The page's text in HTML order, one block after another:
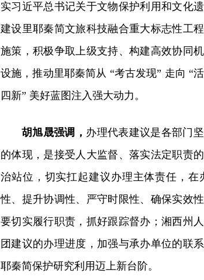
实习近平总书记关于文物保护利用和文化
建设里耶秦简文旅科技融合重大标志性工
施策，积极争取上级支持、构建高效协同
设施，推动里耶秦简从 “考古发现” 走向 “
四新” 美好蓝图注入强大动力。
胡旭晟强调， 办理代表建议是各部门
的体现，是接受人大监督、落实法定职责
治站位，切实扛起建议办理主体责任，
性、提升协调性、严守时限性、确保实效
要切实履行职责，抓好跟踪督办；湘西州
团建议的办理进度，加强与承办单位的联
耶秦简保护研究利用迈上新台阶。